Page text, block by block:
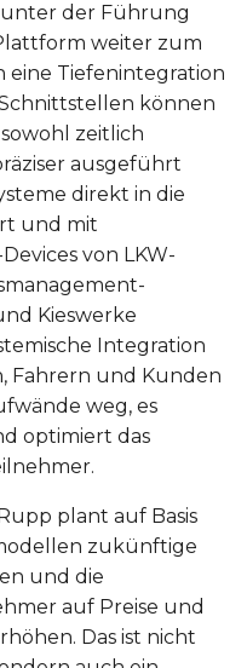
unter der Führung
weiter zum
eine Tiefenintegration
können
zeitlich
ausgeführt
direkt in die
und mit
von LKW-
Kieswerke
Integration
Fahrern und Kunden
weg, es
optimiert das
plant auf Basis
zukünftige
und die
auf Preise und
Das ist nicht